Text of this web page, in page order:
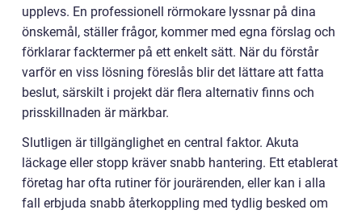
upplevs. En professionell rörmokare lyssnar på dina
önskemål, ställer frågor, kommer med egna förslag och
förklarar facktermer på ett enkelt sätt. När du förstår
varför en viss lösning föreslås blir det lättare att fatta
beslut, särskilt i projekt där flera alternativ finns och
prisskillnaden är märkbar.
Slutligen är tillgänglighet en central faktor. Akuta
läckage eller stopp kräver snabb hantering. Ett etablerat
företag har ofta rutiner för jourärenden, eller kan i alla
fall erbjuda snabb återkoppling med tydlig besked om